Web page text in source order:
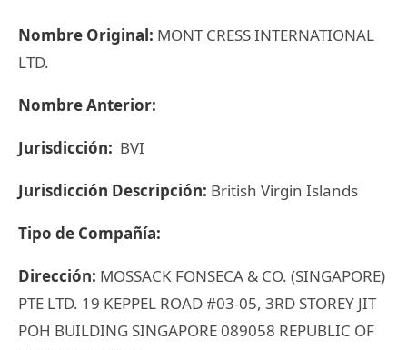
Nombre Original: MONT CRESS INTERNATIONAL
LTD.
Nombre Anterior:
Jurisdicción: BVI
Jurisdicción Descripción: British Virgin Islands
Tipo de Compañía:
Dirección: MOSSACK FONSECA & CO. (SINGAPORE)
PTE LTD. 19 KEPPEL ROAD #03-05, 3RD STOREY JIT
POH BUILDING SINGAPORE 089058 REPUBLIC OF